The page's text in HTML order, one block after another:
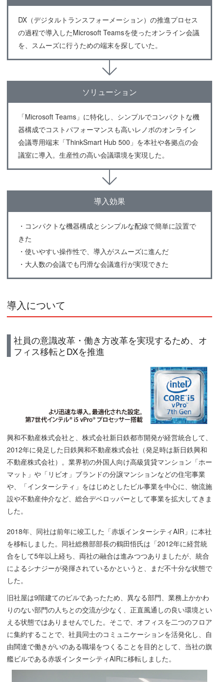
DX（デジタルトランスフォーメーション）の推進プロセス
の過程で導入したMicrosoft Teamsを使ったオンライン会議
を、スムーズに行うための端末を探していた。
ソリューション
「Microsoft Teams」に特化し、シンプルでコンパクトな機
器構成でコストパフォーマンスも高いレノボのオンライン
会議専用端末「ThinkSmart Hub 500」を本社や各拠点の会
議室に導入。生産性の高い会議環境を実現した。
導入効果
・コンパクトな機器構成とシンプルな配線で簡単に設置で
きた
・使いやすい操作性で、導入がスムーズに進んだ
・大人数の会議でも円滑な会議進行が実現できた
導入について
社員の意識改革・働き方改革を実現するため、オ
フィス移転とDXを推進
興和不動産株式会社と、株式会社新日鉄都市開発が経営統合して、
2012年に発足した日鉄興和不動産株式会社（発足時は新日鉄興和
不動産株式会社）。業界初の外国人向け高級賃貸マンション「ホー
マット」や「リビオ」ブランドの分譲マンションなどの住宅事業
や、「インターシティ」をはじめとしたビル事業を中心に、物流施
設や不動産仲介など、総合デベロッパーとして事業を拡大してきま
した。
2018年、同社は前年に竣工した「赤坂インターシティAIR」に本社
を移転しました。同社総務部部長の鶴田悟氏は「2012年に経営統
合をして5年以上経ち、両社の融合は進みつつありましたが、統合
によるシナジーが発揮されているかというと、まだ不十分な状態で
した。
旧社屋は9階建てのビルであったため、異なる部門、業務上かかわ
りのない部門の人ちとの交流が少なく、正直風通しの良い環境とい
える状態ではありませんでした。そこで、オフィスを二つのフロア
に集約することで、社員同士のコミュニケーションを活発化し、自
由闊達で働きがいのある職場をつくることを目的として、当社の旗
艦ビルである赤坂インターシティAIRに移転しました。